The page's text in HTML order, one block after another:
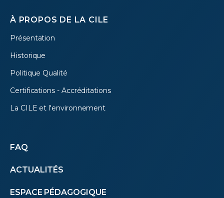
À PROPOS DE LA CILE
Présentation
Historique
Politique Qualité
Certifications - Accréditations
La CILE et l'environnement
Autres
menus
FAQ
ACTUALITÉS
ESPACE PÉDAGOGIQUE